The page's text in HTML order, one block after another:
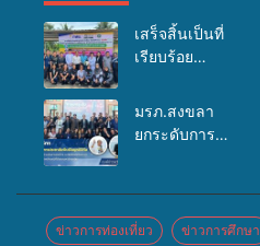
เสร็จสิ้นเป็นที่
เรียบร้อย
เคลื่อนที่
บริการด้าน
สุขภาพแก่
ประชาชนใน
มรภ.สงขลา
ยกระดับการ
องค์ความรู้
ข่าวการท่องเที่ยว ข่าวการศึกษา